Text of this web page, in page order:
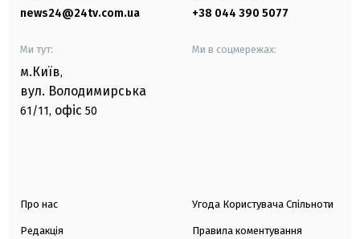
news24@24tv.com.ua +38 044 390 5077
Ми тут:
м.Київ,
вул. Володимирська
61/11, офіс 50
Ми в соцмережах:
Про нас
Редакція
Угода Користувача Спільноти
Правила коментування